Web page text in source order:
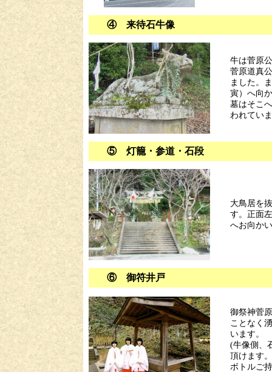
④ 来待石牛像
牛は菅原
菅原道真
ました。
寅）へ向
墓はそこ
われてい
⑤ 灯籠・参道・石段
大鳥居を
す。正面
へお向か
⑥ 御符井戸
御祭神菅
ことなく
います。
(牛像側、
頂けます
ボトルご